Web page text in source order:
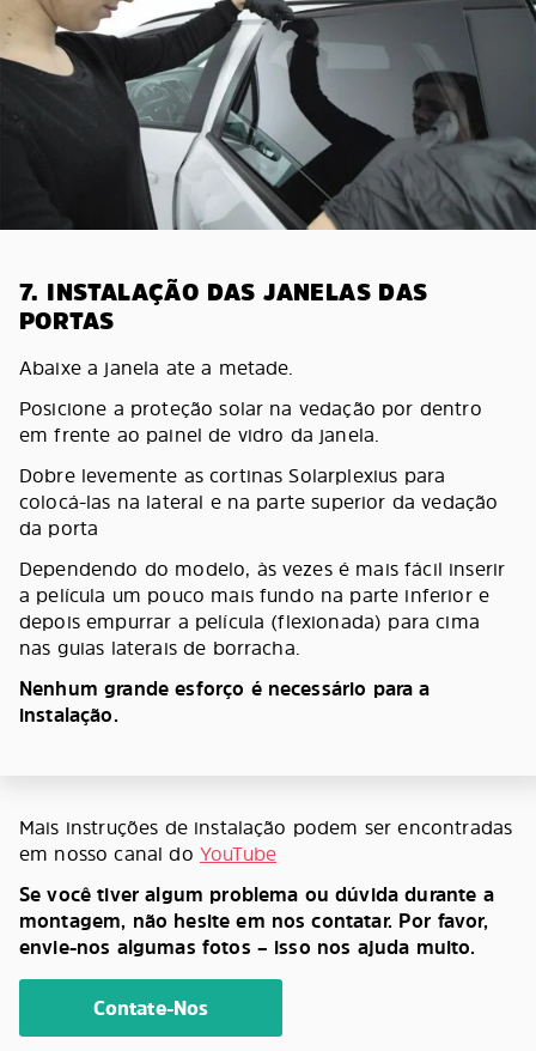
7. INSTALAÇÃO DAS JANELAS DAS
PORTAS
Abaixe a janela ate a metade.
Posicione a proteção solar na vedação por dentro
em frente ao painel de vidro da janela.
Dobre levemente as cortinas Solarplexius para
colocá-las na lateral e na parte superior da vedação
da porta
Dependendo do modelo, às vezes é mais fácil inserir
a película um pouco mais fundo na parte inferior e
depois empurrar a película (flexionada) para cima
nas guias laterais de borracha.
Nenhum grande esforço é necessário para a
instalação.
Mais instruções de instalação podem ser encontradas
em nosso canal do YouTube
Se você tiver algum problema ou dúvida durante a
montagem, não hesite em nos contatar. Por favor,
envie-nos algumas fotos – isso nos ajuda muito.
Contate-Nos